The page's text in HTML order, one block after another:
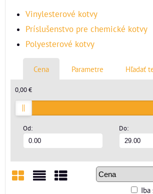
Vinylesterové kotvy
Príslušenstvo pre chemické kotvy
Polyesterové kotvy
Cena Parametre Hľadať
Od: Do:
0,00 €
Iba